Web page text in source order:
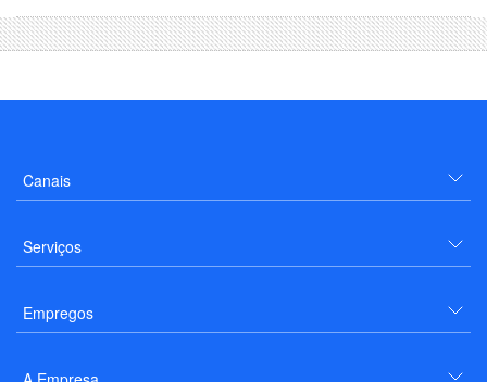
Canais
Serviços
Empregos